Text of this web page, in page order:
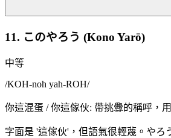
11. このやろう (Kono Yarō)
中等
/KOH-noh yah-ROH/
你這混蛋 / 你這傢伙: 帶挑釁的稱呼，
字面是 '這傢伙'，但語氣很輕蔑。やろ